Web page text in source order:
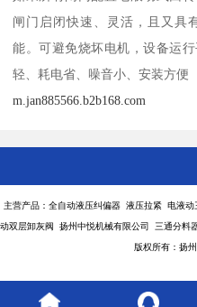
闸门启闭快速、灵活，且又具
能。可避免烧坏电机，设备运
轻、耗电省、噪音小、安装方便
m.jan885566.b2b168.com
主营产品：全自动液压纠偏器 液压拉紧 电液
动双层卸灰阀 扬州中悦机械有限公司 三通分
版权所有：扬